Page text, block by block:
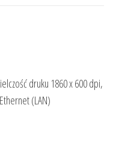
druku 1860 x 600 dpi,
(LAN)